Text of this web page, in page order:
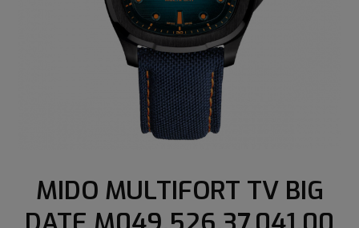
MIDO MULTIFORT TV BIG